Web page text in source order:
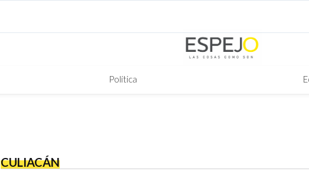
Política
CULIACÁN